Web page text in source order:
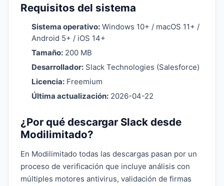
Requisitos del sistema
Sistema operativo: Windows 10+ / macOS 11+ /
Android 5+ / iOS 14+
Tamaño: 200 MB
Desarrollador: Slack Technologies (Salesforce)
Licencia: Freemium
Última actualización: 2026-04-22
¿Por qué descargar Slack desde
Modilimitado?
En Modilimitado todas las descargas pasan por un
proceso de verificación que incluye análisis con
múltiples motores antivirus, validación de firmas